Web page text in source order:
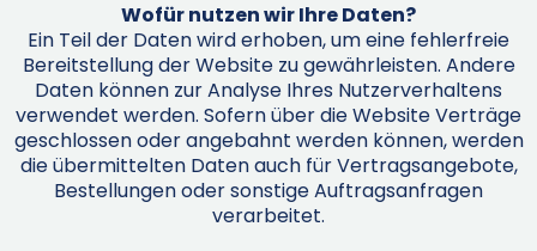
Wofür nutzen wir Ihre Daten?
Ein Teil der Daten wird erhoben, um eine fehlerfreie
Bereitstellung der Website zu gewährleisten. Andere
Daten können zur Analyse Ihres Nutzerverhaltens
verwendet werden. Sofern über die Website Verträge
geschlossen oder angebahnt werden können, werden
die übermittelten Daten auch für Vertragsangebote,
Bestellungen oder sonstige Auftragsanfragen
verarbeitet.